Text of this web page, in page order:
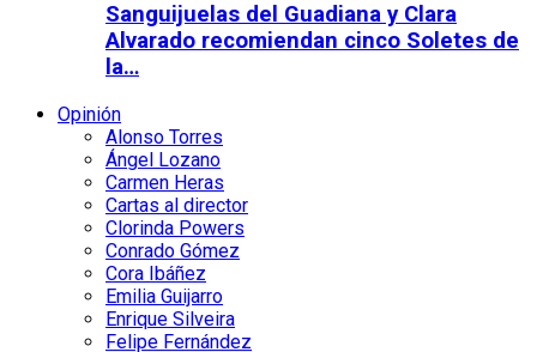
Sanguijuelas del Guadiana y Clara
Alvarado recomiendan cinco Soletes de
la…
Opinión
Alonso Torres
Ángel Lozano
Carmen Heras
Cartas al director
Clorinda Powers
Conrado Gómez
Cora Ibáñez
Emilia Guijarro
Enrique Silveira
Felipe Fernández